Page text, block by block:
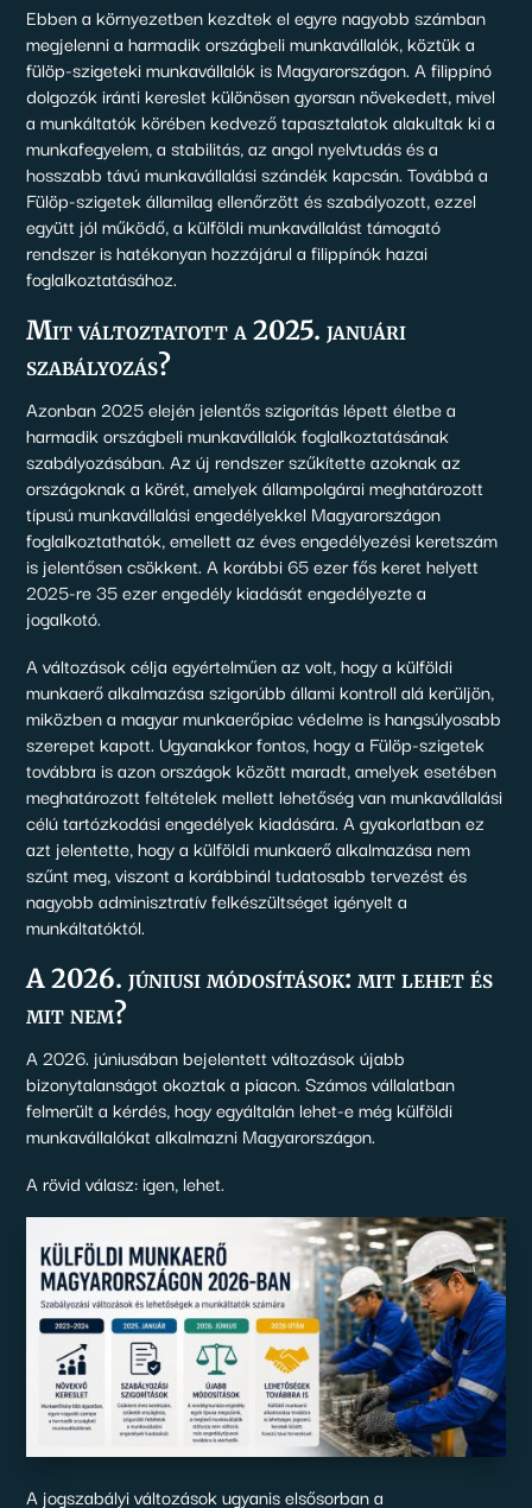
Ebben a környezetben kezdtek el egyre nagyobb számban
megjelenni a harmadik országbeli munkavállalók, köztük a
fülöp-szigeteki munkavállalók is Magyarországon. A filippínó
dolgozók iránti kereslet különösen gyorsan növekedett, mivel
a munkáltatók körében kedvező tapasztalatok alakultak ki a
munkafegyelem, a stabilitás, az angol nyelvtudás és a
hosszabb távú munkavállalási szándék kapcsán. Továbbá a
Fülöp-szigetek államilag ellenőrzött és szabályozott, ezzel
együtt jól működő, a külföldi munkavállalást támogató
rendszer is hatékonyan hozzájárul a filippínók hazai
foglalkoztatásához.
Mit változtatott a 2025. januári
szabályozás?
Azonban 2025 elején jelentős szigorítás lépett életbe a
harmadik országbeli munkavállalók foglalkoztatásának
szabályozásában. Az új rendszer szűkítette azoknak az
országoknak a körét, amelyek állampolgárai meghatározott
típusú munkavállalási engedélyekkel Magyarországon
foglalkoztathatók, emellett az éves engedélyezési keretszám
is jelentősen csökkent. A korábbi 65 ezer fős keret helyett
2025-re 35 ezer engedély kiadását engedélyezte a
jogalkotó.
A változások célja egyértelműen az volt, hogy a külföldi
munkaerő alkalmazása szigorúbb állami kontroll alá kerüljön,
miközben a magyar munkaerőpiac védelme is hangsúlyosabb
szerepet kapott. Ugyanakkor fontos, hogy a Fülöp-szigetek
továbbra is azon országok között maradt, amelyek esetében
meghatározott feltételek mellett lehetőség van munkavállalási
célú tartózkodási engedélyek kiadására. A gyakorlatban ez
azt jelentette, hogy a külföldi munkaerő alkalmazása nem
szűnt meg, viszont a korábbinál tudatosabb tervezést és
nagyobb adminisztratív felkészültséget igényelt a
munkáltatóktól.
A 2026. júniusi módosítások: mit lehet és
mit nem?
A 2026. júniusában bejelentett változások újabb
bizonytalanságot okoztak a piacon. Számos vállalatban
felmerült a kérdés, hogy egyáltalán lehet-e még külföldi
munkavállalókat alkalmazni Magyarországon.
A rövid válasz: igen, lehet.
A jogszabályi változások ugyanis elsősorban a